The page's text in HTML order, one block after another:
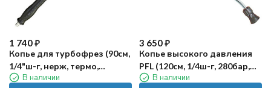
1 740₽
Копье для турбофрез (90см,
1/4"ш-г, нерж, термо,
прямое) TOR
В наличии
3 650₽
Копье высокого давления
PFL (120см, 1/4ш-г, 280бар,
оцинк, термо, изогн) PA
В наличии